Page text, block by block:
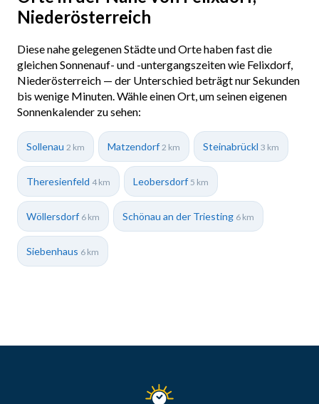
Niederösterreich
Diese nahe gelegenen Städte und Orte haben fast die
gleichen Sonnenauf- und -untergangszeiten wie Felixdorf,
Niederösterreich — der Unterschied beträgt nur Sekunden
bis wenige Minuten. Wähle einen Ort, um seinen eigenen
Sonnenkalender zu sehen:
Sollenau 2 km Matzendorf 2 km Steinabrückl 3 km
Theresienfeld 4 km Leobersdorf 5 km
Wöllersdorf 6 km Schönau an der Triesting 6 km
Siebenhaus 6 km